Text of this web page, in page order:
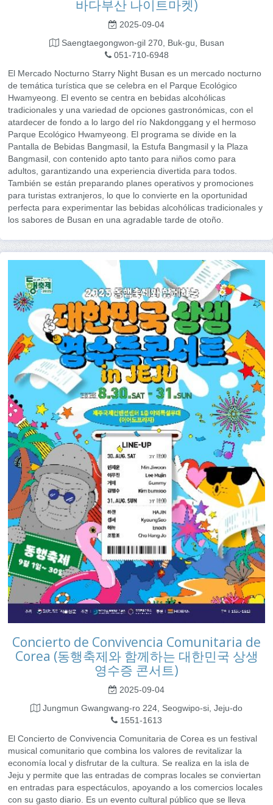
바다부산 나이트마켓)
2025-09-04
Saengtaegongwon-gil 270, Buk-gu, Busan
051-710-6948
El Mercado Nocturno Starry Night Busan es un mercado nocturno
de temática turística que se celebra en el Parque Ecológico
Hwamyeong. El evento se centra en bebidas alcohólicas
tradicionales y una variedad de opciones gastronómicas, con el
atardecer de fondo a lo largo del río Nakdonggang y el hermoso
Parque Ecológico Hwamyeong. El programa se divide en la
Pantalla de Bebidas Bangmasil, la Estufa Bangmasil y la Plaza
Bangmasil, con contenido apto tanto para niños como para
adultos, garantizando una experiencia divertida para todos.
También se están preparando planes operativos y promociones
para turistas extranjeros, lo que lo convierte en la oportunidad
perfecta para experimentar las bebidas alcohólicas tradicionales y
los sabores de Busan en una agradable tarde de otoño.
Concierto de Convivencia Comunitaria de
Corea (동행축제와 함께하는 대한민국 상생
영수증 콘서트)
2025-09-04
Jungmun Gwangwang-ro 224, Seogwipo-si, Jeju-do
1551-1613
El Concierto de Convivencia Comunitaria de Corea es un festival
musical comunitario que combina los valores de revitalizar la
economía local y disfrutar de la cultura. Se realiza en la isla de
Jeju y permite que las entradas de compras locales se conviertan
en entradas para espectáculos, apoyando a los comercios locales
con su gasto diario. Es un evento cultural público que se lleva